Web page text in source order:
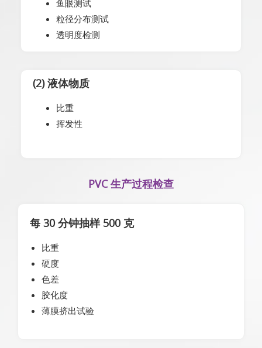
鱼眼测试
粒径分布测试
透明度检测
(2) 液体物质
比重
挥发性
PVC 生产过程检查
每 30 分钟抽样 500 克
比重
硬度
色差
胶化度
薄膜挤出试验